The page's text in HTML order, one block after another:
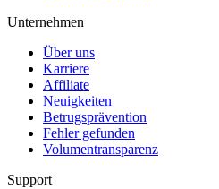
Unternehmen
Über uns
Karriere
Affiliate
Neuigkeiten
Betrugsprävention
Fehler gefunden
Volumentransparenz
Support